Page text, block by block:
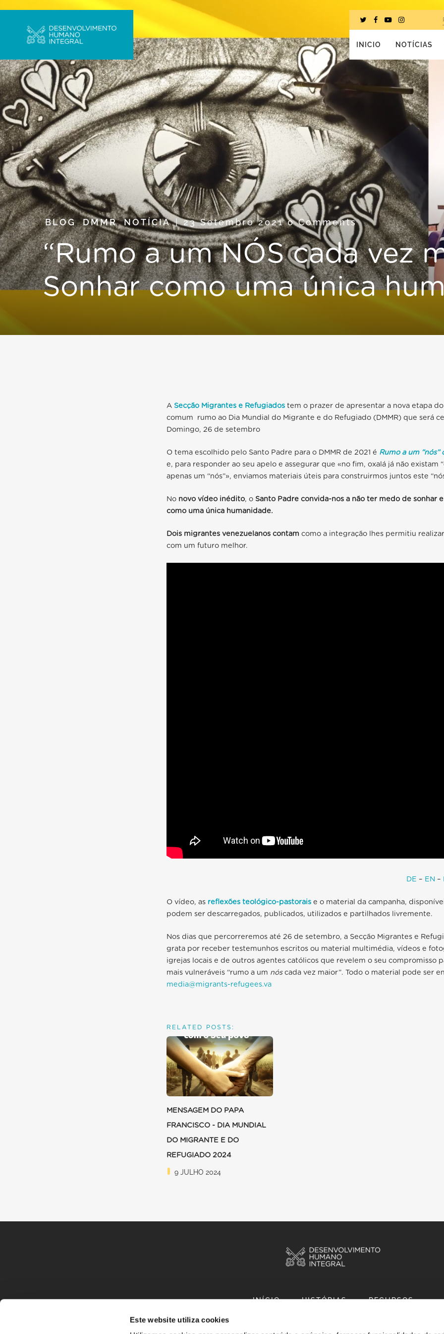
Este website utiliza cookies
INICIO NOTÍCIAS
BLOG,DMMR,NOTÍCIA 23 Setembro 20210 Comments
“Rumo a um NÓS cada vez
Sonhar como uma única
A Secção Migrantes e Refugiados tem o prazer de apresentar a nova etapa
comum rumo ao Dia Mundial do Migrante e do Refugiado (DMMR) que será
Domingo, 26 de setembro
O tema escolhido pelo Santo Padre para o DMMR de 2021 é Rumo a um “nós”
e, para responder ao seu apelo e assegurar que «no fim, oxalá já não existam
apenas um “nós”», enviamos materiais úteis para construirmos juntos este
No novo vídeo inédito, o Santo Padre convida-nos a não ter medo de sonhar
como uma única humanidade.
Dois migrantes venezuelanos contam como a integração lhes permitiu
com um futuro melhor.
DE – EN –
O vídeo, as reflexões teológico-pastorais e o material da campanha,
podem ser descarregados, publicados, utilizados e partilhados livremente.
Nos dias que percorreremos até 26 de setembro, a Secção Migrantes e
grata por receber testemunhos escritos ou material multimédia, vídeos e
igrejas locais e de outros agentes católicos que revelem o seu compromisso
mais vulneráveis “rumo a um nóscada vez maior”. Todo o material pode ser
media@migrants-refugees.va
RELATED POSTS:
MENSAGEM DO PAPA
FRANCISCO - DIA MUNDIAL
DO MIGRANTE E DO
REFUGIADO 2024
9 JULHO 2024
INÍCIO HISTÓRIAS RECURSOS